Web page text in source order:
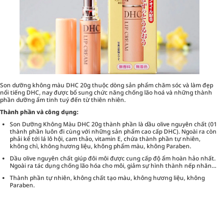
Son dưỡng không màu DHC 20g thuộc dòng sản phẩm chăm sóc và làm đẹp
nổi tiếng DHC, nay được bổ sung chức năng chống lão hoá và những thành
phần dưỡng ẩm tinh tuý đến từ thiên nhiên.
Thành phần và công dụng:
Son Dưỡng Không Màu DHC 20g thành phần là dầu olive nguyên chất (01
thành phần luôn đi cùng với những sản phẩm cao cấp DHC). Ngoài ra còn
phải kể tới lá lô hội, cam thảo, vitamin E, chứa thành phần tự nhiên,
không chì, không hương liệu, không phẩm màu, không Paraben.
Dầu olive nguyên chất giúp đôi môi được cung cấp độ ẩm hoàn hảo nhất.
Ngoài ra tác dụng chống lão hóa cho môi, giảm sự hình thành nếp nhăn…
Thành phần tự nhiên, không chất tạo màu, không hương liệu, không
Paraben.